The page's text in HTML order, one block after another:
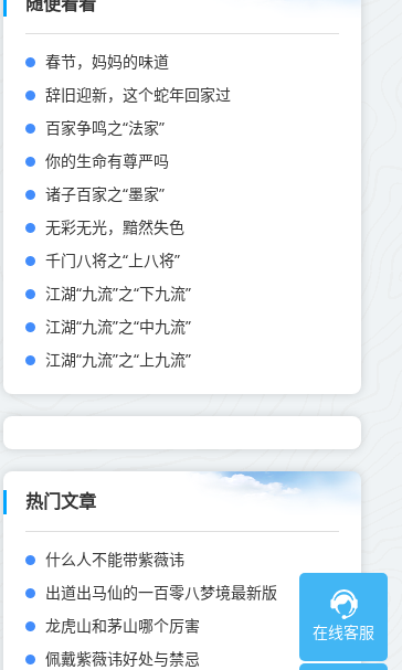
随便看看
春节，妈妈的味道
辞旧迎新，这个蛇年回家过
百家争鸣之“法家”
你的生命有尊严吗
诸子百家之“墨家”
无彩无光，黯然失色
千门八将之“上八将”
江湖“九流”之“下九流”
江湖“九流”之“中九流”
江湖“九流”之“上九流”
热门文章
什么人不能带紫薇讳
出道出马仙的一百零八梦境最新版
龙虎山和茅山哪个厉害
佩戴紫薇讳好处与禁忌
在线客服